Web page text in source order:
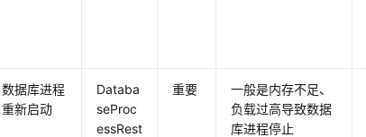
数据库进程
重新启动
Databa
seProc
essRest
重要
一般是内存不足、
负载过高导致数据
库进程停止